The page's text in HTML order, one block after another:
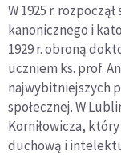
W 1925 r.
kanonicznego i
1929 r. obroną
uczniem ks. prof.
najwybitniejszych
społecznej. W
Korniłowicza,
duchową i